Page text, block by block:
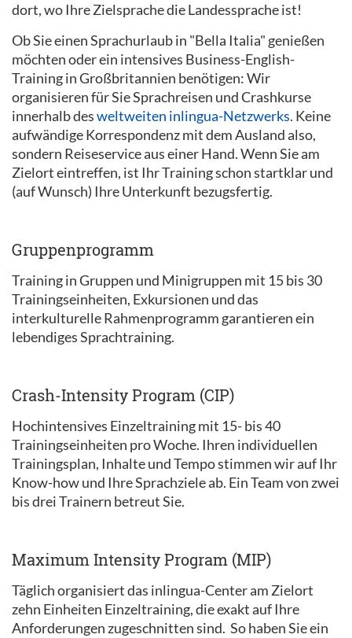
dort, wo Ihre Zielsprache die Landessprache ist!
Ob Sie einen Sprachurlaub in "Bella Italia" genießen
möchten oder ein intensives Business-English-
Training in Großbritannien benötigen: Wir
organisieren für Sie Sprachreisen und Crashkurse
innerhalb desweltweiten inlingua-Netzwerks. Keine
aufwändige Korrespondenz mit dem Ausland also,
sondern Reiseservice aus einer Hand. Wenn Sie am
Zielort eintreffen, ist Ihr Training schon startklar und
(auf Wunsch) Ihre Unterkunft bezugsfertig.
Gruppenprogramm
Training in Gruppen und Minigruppen mit 15 bis 30
Trainingseinheiten, Exkursionen und das
interkulturelle Rahmenprogramm garantieren ein
lebendiges Sprachtraining.
Crash-Intensity Program (CIP)
Hochintensives Einzeltraining mit 15- bis 40
Trainingseinheiten pro Woche. Ihren individuellen
Trainingsplan, Inhalte und Tempo stimmen wir auf Ihr
Know-how und Ihre Sprachziele ab. Ein Team von zwei
bis drei Trainern betreut Sie.
Maximum Intensity Program (MIP)
Täglich organisiert das inlingua-Center am Zielort
zehn Einheiten Einzeltraining, die exakt auf Ihre
Anforderungen zugeschnitten sind. So haben Sie ein